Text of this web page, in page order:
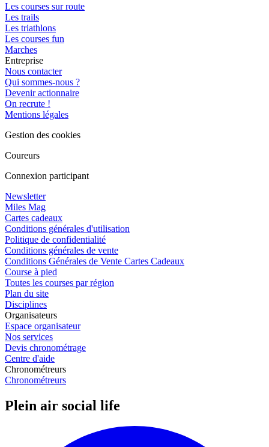
Les courses sur route
Les trails
Les triathlons
Les courses fun
Marches
Entreprise
Nous contacter
Qui sommes-nous ?
Devenir actionnaire
On recrute !
Mentions légales
Gestion des cookies
Coureurs
Connexion participant
Newsletter
Miles Mag
Cartes cadeaux
Conditions générales d'utilisation
Politique de confidentialité
Conditions générales de vente
Conditions Générales de Vente Cartes Cadeaux
Course à pied
Toutes les courses par région
Plan du site
Disciplines
Organisateurs
Espace organisateur
Nos services
Devis chronométrage
Centre d'aide
Chronométreurs
Chronométreurs
Plein air social life